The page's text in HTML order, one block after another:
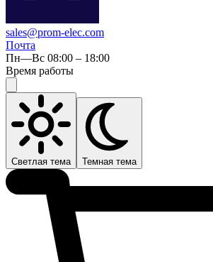
sales@prom-elec.com
Почта
Пн—Вс 08:00 – 18:00
Время работы
Светлая тема Темная тема